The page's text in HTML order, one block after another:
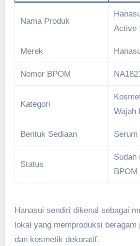
Nama Produk
Active
Merek
Nomor BPOM
Kategori
Wajah
Bentuk Sediaan Serum
Status
Sudah
BPOM
Hanasui sendiri dikenal sebagai
lokal yang memproduksi
dan kosmetik dekoratif.